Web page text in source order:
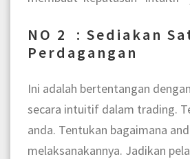
NO 2 : Sediakan
Perdagangan
Ini adalah bertentangan
secara intuitif dalam trading.
anda. Tentukan bagaimana
melaksanakannya. Jadikan